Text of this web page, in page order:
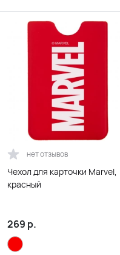
нет отзывов
Чехол для карточки Marvel,
красный
269 р.